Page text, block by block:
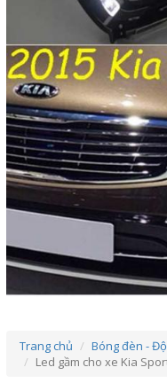
Trang chủ Bóng đèn -
Led gầm cho xe Kia